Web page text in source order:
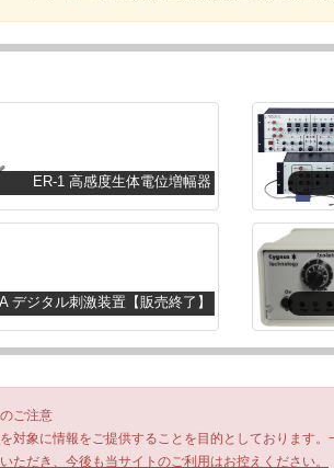
ER-1 高感度生体電位増幅器
デジタル刺激装置【販売終了】
ご注意
対象に情報をご提供することを目的としております
ただき、今後も当サイトのご利用はお控えください。